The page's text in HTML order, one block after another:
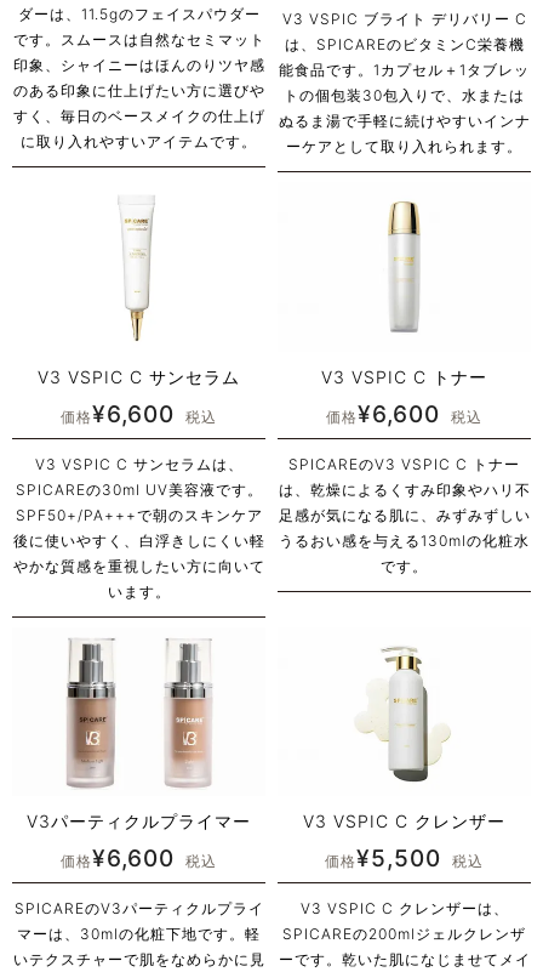
ダーは、11.5gのフェイスパウダー
です。スムースは自然なセミマット
印象、シャイニーはほんのりツヤ感
のある印象に仕上げたい方に選びや
すく、毎日のベースメイクの仕上げ
に取り入れやすいアイテムです。
V3 VSPIC ブライト デリバリー C
は、SPICAREのビタミンC栄養機
能食品です。1カプセル＋1タブレッ
トの個包装30包入りで、水または
ぬるま湯で手軽に続けやすいインナ
ーケアとして取り入れられます。
V3 VSPIC C サンセラム
価格¥6,600 税込
V3 VSPIC C サンセラムは、
SPICAREの30ml UV美容液です。
SPF50+/PA+++で朝のスキンケア
後に使いやすく、白浮きしにくい軽
やかな質感を重視したい方に向いて
います。
V3 VSPIC C トナー
価格¥6,600 税込
SPICAREのV3 VSPIC C トナー
は、乾燥によるくすみ印象やハリ不
足感が気になる肌に、みずみずしい
うるおい感を与える130mlの化粧水
です。
V3パーティクルプライマー
価格¥6,600 税込
SPICAREのV3パーティクルプライ
マーは、30mlの化粧下地です。軽
いテクスチャーで肌をなめらかに見
V3 VSPIC C クレンザー
価格¥5,500 税込
V3 VSPIC C クレンザーは、
SPICAREの200mlジェルクレンザ
ーです。乾いた肌になじませてメイ